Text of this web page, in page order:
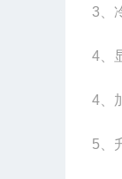
3
4
4
5